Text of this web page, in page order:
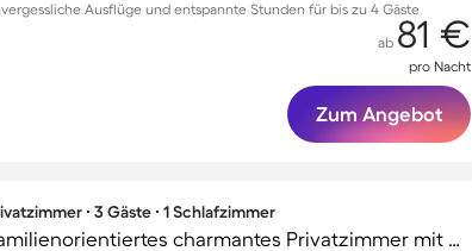
Ausflüge und entspannte Stunden für bis zu 4 Gäste
ab 81 €
pro Nacht
Zum Angebot
∙ 3 Gäste ∙ 1 Schlafzimmer
Familienorientiertes charmantes Privatzimmer mit Garten, Grill und Terrasse | Perfekt für die Arbeit von Zuhause | Haustiere erlaubt